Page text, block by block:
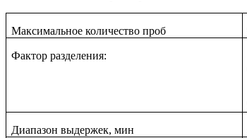
Максимальное количество проб
Фактор разделения:
Диапазон выдержек, мин